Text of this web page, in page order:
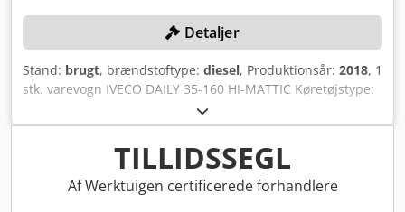
Detaljer
Stand: brugt, brændstoftype: diesel, Produktionsår: 2018, 1
stk. varevogn IVECO DAILY 35-160 HI-MATTIC Køretøjstype:
Varevogn Karrosseritype: Lukket varevogn Producent: Iveco
Model: Daily 35-160 Hi-Matic Første indregistrering:
04.04.2018 Aflæst kilometertal: 89059 Brændstof: Diesel
Nominel effekt: 115 kW / HK: 156 Cylindervolumen: 2287
Gearkasse: Automatisk Miljømærkat: Euro 6 Officielt
TILLIDSSEGL
Af Werktuigen certificerede forhandlere